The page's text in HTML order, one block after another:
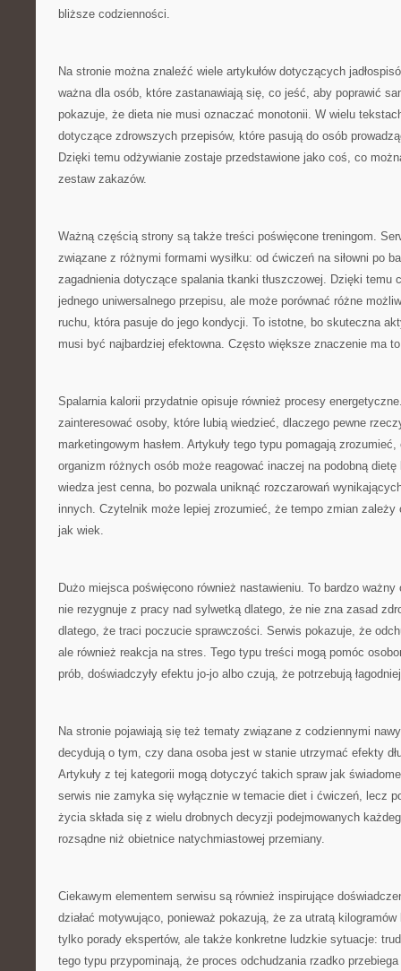
bliższe codzienności.
Na stronie można znaleźć wiele artykułów dotyczących
ważna dla osób, które zastanawiają się, co jeść, aby poprawić
pokazuje, że dieta nie musi oznaczać monotonii. W wielu
dotyczące zdrowszych przepisów, które pasują do osób
Dzięki temu odżywianie zostaje przedstawione jako coś, co
zestaw zakazów.
Ważną częścią strony są także treści poświęcone treningom.
związane z różnymi formami wysiłku: od ćwiczeń na siłowni po
zagadnienia dotyczące spalania tkanki tłuszczowej. Dzięki temu
jednego uniwersalnego przepisu, ale może porównać różne
ruchu, która pasuje do jego kondycji. To istotne, bo skuteczna
musi być najbardziej efektowna. Często większe znaczenie ma
Spalarnia kalorii przydatnie opisuje również procesy
zainteresować osoby, które lubią wiedzieć, dlaczego pewne
marketingowym hasłem. Artykuły tego typu pomagają
organizm różnych osób może reagować inaczej na podobną
wiedza jest cenna, bo pozwala uniknąć rozczarowań
innych. Czytelnik może lepiej zrozumieć, że tempo zmian zależy
jak wiek.
Dużo miejsca poświęcono również nastawieniu. To bardzo
nie rezygnuje z pracy nad sylwetką dlatego, że nie zna zasad
dlatego, że traci poczucie sprawczości. Serwis pokazuje, że
ale również reakcja na stres. Tego typu treści mogą pomóc
prób, doświadczyły efektu jo-jo albo czują, że potrzebują
Na stronie pojawiają się też tematy związane z codziennymi
decydują o tym, czy dana osoba jest w stanie utrzymać efekty
Artykuły z tej kategorii mogą dotyczyć takich spraw jak
serwis nie zamyka się wyłącznie w temacie diet i ćwiczeń, lecz
życia składa się z wielu drobnych decyzji podejmowanych
rozsądne niż obietnice natychmiastowej przemiany.
Ciekawym elementem serwisu są również inspirujące
działać motywująco, ponieważ pokazują, że za utratą
tylko porady ekspertów, ale także konkretne ludzkie sytuacje:
tego typu przypominają, że proces odchudzania rzadko